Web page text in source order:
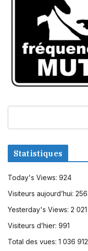
Statistiques
Today's Views: 924
Visiteurs aujourd’hui: 256
Yesterday's Views: 2 021
Visiteurs d’hier: 991
Total des vues: 1 036 912